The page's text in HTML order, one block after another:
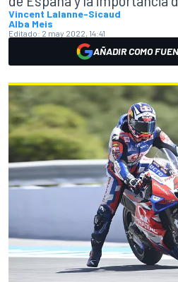
Vincent Lalanne-Sicaud
Alba Meis
Editado: 2 may 2022, 14:41
AÑADIR COMO